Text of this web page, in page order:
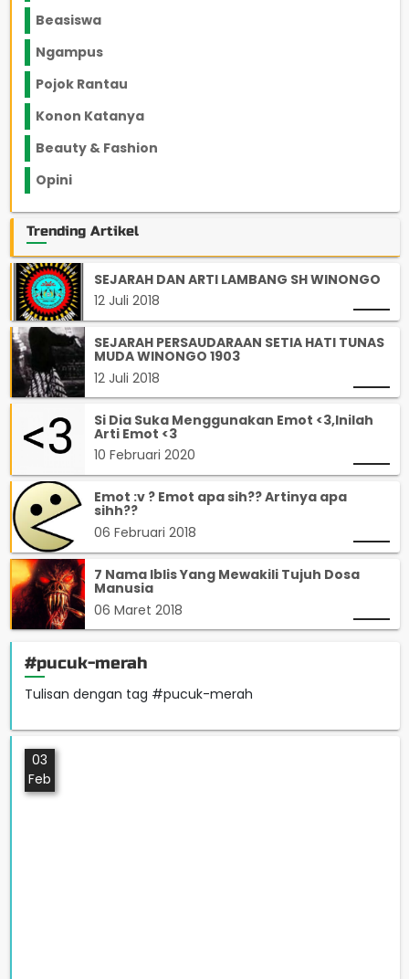
Beasiswa
Ngampus
Pojok Rantau
Konon Katanya
Beauty & Fashion
Opini
Trending Artikel
SEJARAH DAN ARTI LAMBANG SH WINONGO
12 Juli 2018
SEJARAH PERSAUDARAAN SETIA HATI TUNAS
MUDA WINONGO 1903
12 Juli 2018
Si Dia Suka Menggunakan Emot <3,Inilah
Arti Emot <3
10 Februari 2020
Emot :v ? Emot apa sih?? Artinya apa
sihh??
06 Februari 2018
7 Nama Iblis Yang Mewakili Tujuh Dosa
Manusia
06 Maret 2018
#pucuk-merah
Tulisan dengan tag #pucuk-merah
03
Feb